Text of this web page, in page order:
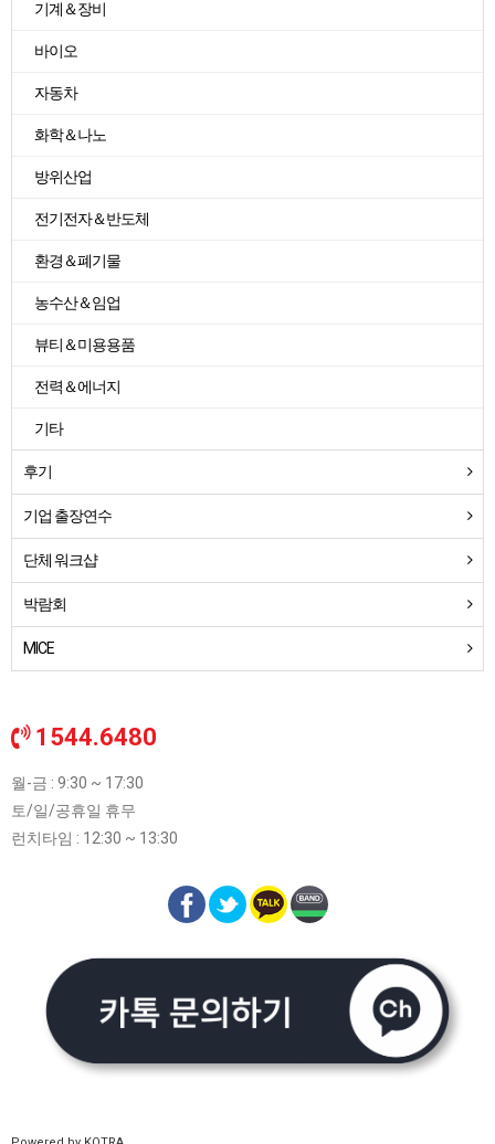
기계＆장비
바이오
자동차
화학＆나노
방위산업
전기전자＆반도체
환경＆폐기물
농수산＆임업
뷰티＆미용용품
전력＆에너지
기타
후기
기업 출장연수
단체 워크샵
박람회
MICE
1544.6480
월-금 : 9:30 ~ 17:30
토/일/공휴일 휴무
런치타임 : 12:30 ~ 13:30